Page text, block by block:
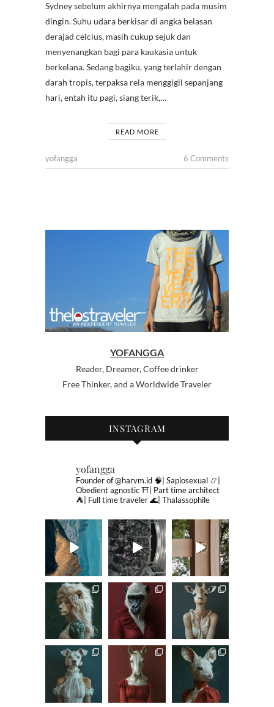
Sydney sebelum akhirnya mengalah pada musim
dingin. Suhu udara berkisar di angka belasan
derajad celcius, masih cukup sejuk dan
menyenangkan bagi para kaukasia untuk
berkelana. Sedang bagiku, yang terlahir dengan
darah tropis, terpaksa rela menggigil sepanjang
hari, entah itu pagi, siang terik,…
READ MORE
yofangga 6 Comments
YOFANGGA
Reader, Dreamer, Coffee drinker
Free Thinker, and a Worldwide Traveler
INSTAGRAM
yofangga
Founder of @harvm.id 🧠| Sapiosexual 📿|
Obedient agnostic⛩| Part time architect
⛺️| Full time traveler🌊| Thalassophile